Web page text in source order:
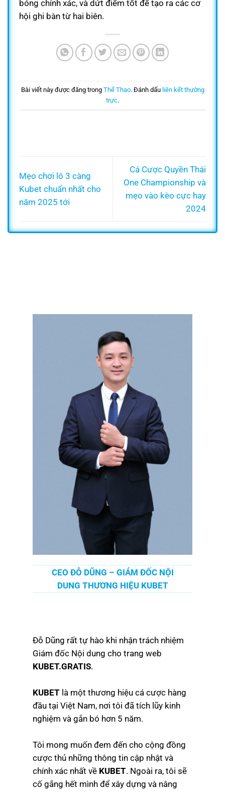
bóng chính xác, và dứt điểm tốt để tạo ra các cơ
hội ghi bàn từ hai biên.
Bài viết này được đăng trong Thể Thao. Đánh dấu liên kết thường
trực.
Mẹo chơi lô 3 càng
Kubet chuẩn nhất cho
năm 2025 tới
Cá Cược Quyền Thái
One Championship và
mẹo vào kèo cực hay
2024
CEO ĐỖ DŨNG – GIÁM ĐỐC NỘI
DUNG THƯƠNG HIỆU KUBET
Đỗ Dũng rất tự hào khi nhận trách nhiệm
Giám đốc Nội dung cho trang web
KUBET.GRATIS.
KUBETlà một thương hiệu cá cược hàng
đầu tại Việt Nam, nơi tôi đã tích lũy kinh
nghiệm và gắn bó hơn 5 năm.
Tôi mong muốn đem đến cho cộng đồng
cược thủ những thông tin cập nhật và
chính xác nhất về KUBET. Ngoài ra, tôi sẽ
cố gắng hết mình để xây dựng và nâng